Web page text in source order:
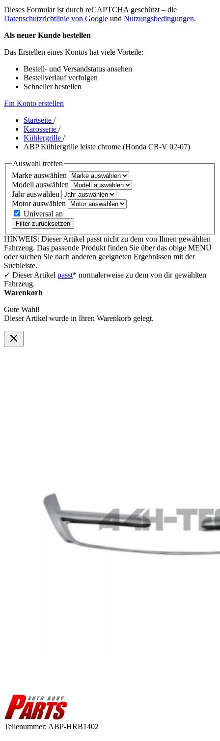
Dieses Formular ist durch reCAPTCHA geschützt – die
Datenschutzrichtlinie von Google und Nutzungsbedingungen.
Als neuer Kunde bestellen
Das Erstellen eines Kontos hat viele Vorteile:
Bestell- und Versandstatus ansehen
Bestellverlauf verfolgen
Schneller bestellen
Ein Konto erstellen
Startseite /
Karosserie /
Kühlergrille /
ABP Kühlergrille leiste chrome (Honda CR-V 02-07)
Auswahl treffen
Marke auswählen
Modell auswählen
Jahr auswählen
Motor auswählen
Universal an
Filter zurücksetzen
HINWEIS: Dieser Artikel passt nicht zu dem von Ihnen gewählten
Fahrzeug. Das passende Produkt finden Sie über das obige MENÜ
oder suchen Sie nach anderen geeigneten Ergebnissen mit der
Suchleiste.
✓ Dieser Artikel passt* normalerweise zu dem von dir gewählten
Fahrzeug.
Warenkorb
Gute Wahl!
Dieser Artikel wurde in Ihren Warenkorb gelegt.
Teilenummer: ABP-HRB1402